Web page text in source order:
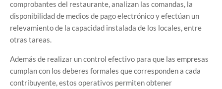
comprobantes del restaurante, analizan las comandas, la
disponibilidad de medios de pago electrónico y efectúan un
relevamiento de la capacidad instalada de los locales, entre
otras tareas.
Además de realizar un control efectivo para que las empresas
cumplan con los deberes formales que corresponden a cada
contribuyente, estos operativos permiten obtener